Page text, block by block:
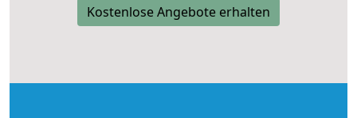
Kostenlose Angebote erhalten